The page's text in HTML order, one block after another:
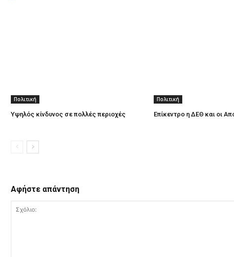
Πολιτική
Υψηλός κίνδυνος σε πολλές περιοχές
Πολιτική
Επίκεντρο η ΔΕΘ και οι
Αφήστε απάντηση